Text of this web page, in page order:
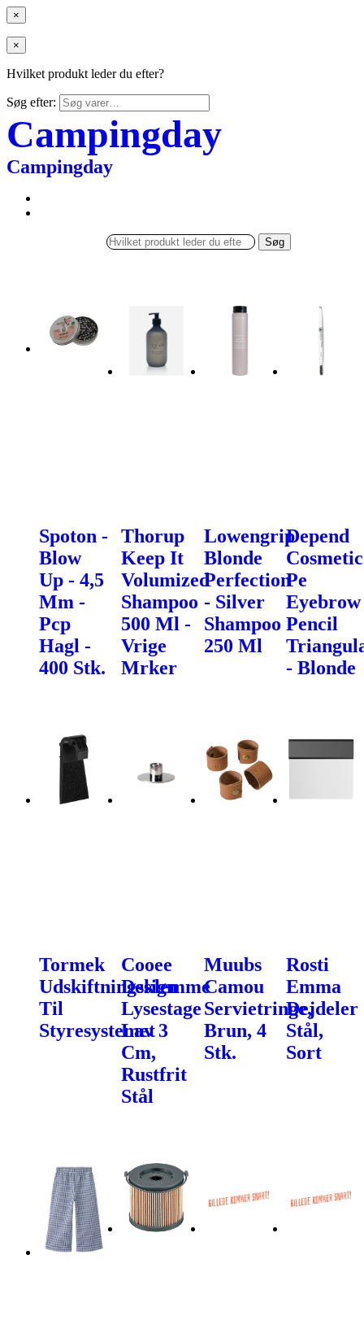
×
×
Hvilket produkt leder du efter?
Søg efter:
Campingday
Campingday
Søg
Spoton -
Blow
Up - 4,5
Mm -
Pcp
Hagl -
400 Stk.
Thorup
Keep It
Volumized
Shampoo
500 Ml -
Vrige
Mrker
Lowengrip
Blonde
Perfection
- Silver
Shampoo
250 Ml
Depend
Cosmetic
Pe
Eyebrow
Pencil
- Blonde
Tormek
Udskiftningsklemme
Til
Styresystemet
Cooee
Design
Lysestage
Lav 3
Cm,
Rustfrit
Stål
Muubs
Camou
Servietringe,
Brun, 4
Stk.
Rosti
Emma
Dejdeler
Stål,
Sort